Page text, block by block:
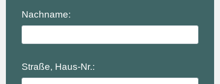
Nachname:
Straße, Haus-Nr.: